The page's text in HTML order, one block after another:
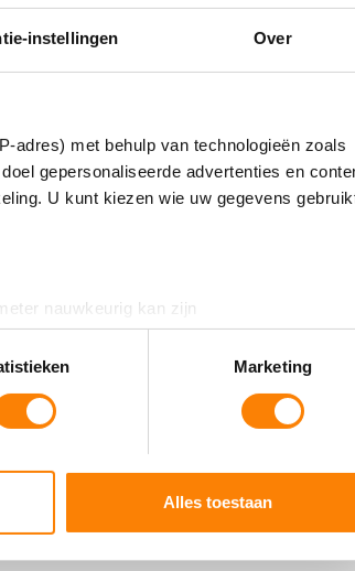
instellingen Over
adres) met behulp van technologieën zoals
gepersonaliseerde advertenties en
U kunt kiezen wie uw gegevens
nauwkeurig kan zijn
(fingerprinting)
voorkeuren in het
detailgedeeltein. U kunt
onze site met onze partners voor social
met andere informatie die u aan ze
Marketing
Alles toestaan
onderzoek dat in
trajecten in kaart zijn gebracht.
Neem contact met ons op